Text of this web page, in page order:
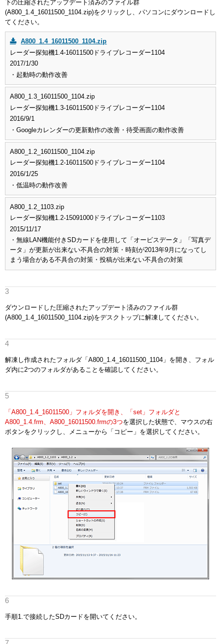
下の圧縮されたアップデート済みのファイル群
(A800_1.4_16011500_1104.zip)をクリックし、パソコンにダウンロードし
てください。
A800_1.4_16011500_1104.zip
レーダー探知機1.4-16011500 ドライブレコーダー1104
2017/1/30
・起動時の動作改善
A800_1.3_16011500_1104.zip
レーダー探知機1.3-16011500 ドライブレコーダー1104
2016/9/1
・Googleカレンダーの更新動作の改善 ・待受画面の動作改善
A800_1.2_16011500_1104.zip
レーダー探知機1.2-16011500 ドライブレコーダー1104
2016/1/25
・低温時の動作改善
A800_1.2_1103.zip
レーダー探知機1.2-15091000 ドライブレコーダー1103
2015/11/17
・無線LAN機能付きSDカードを使用して「オービスデータ」「写真デ
ータ」が更新が出来ない不具合の対策 ・時刻が2013年9月になってし
まう場合がある不具合の対策 ・投稿が出来ない不具合の対策
ダウンロードした圧縮されたアップデート済みのファイル群
(A800_1.4_16011500_1104.zip)をデスクトップに解凍してください。
解凍し作成されたフォルダ「A800_1.4_16011500_1104」を開き、フォル
ダ内に2つのフォルダがあることを確認してください。
「A800_1.4_16011500」フォルダを開き、「set」フォルダと
A800_1.4.frm、A800_16011500.frmの3つを選択した状態で、マウスの右
ボタンをクリックし、メニューから「コピー」を選択してください。
手順1.で接続したSDカードを開いてください。